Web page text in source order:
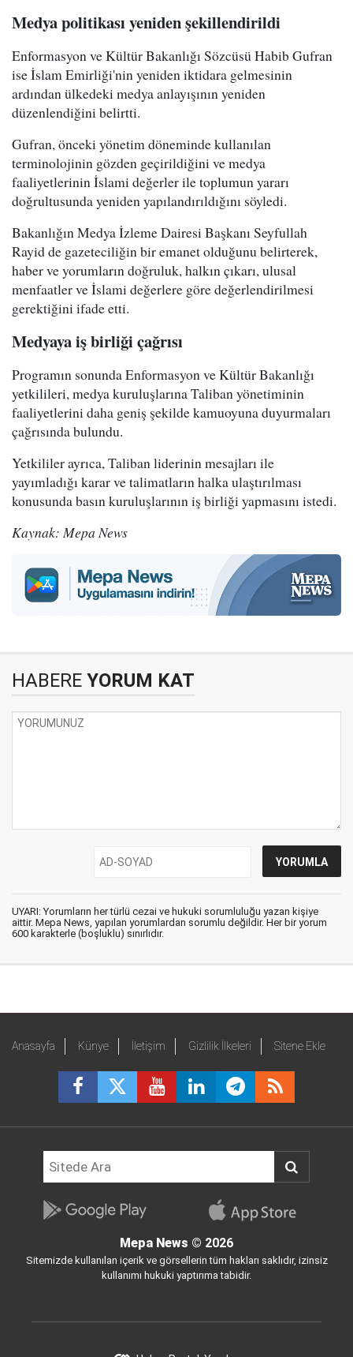
Medya politikası yeniden şekillendirildi
Enformasyon ve Kültür Bakanlığı Sözcüsü Habib Gufran
ise İslam Emirliği'nin yeniden iktidara gelmesinin
ardından ülkedeki medya anlayışının yeniden
düzenlendiğini belirtti.
Gufran, önceki yönetim döneminde kullanılan
terminolojinin gözden geçirildiğini ve medya
faaliyetlerinin İslami değerler ile toplumun yararı
doğrultusunda yeniden yapılandırıldığını söyledi.
Bakanlığın Medya İzleme Dairesi Başkanı Seyfullah
Rayid de gazeteciliğin bir emanet olduğunu belirterek,
haber ve yorumların doğruluk, halkın çıkarı, ulusal
menfaatler ve İslami değerlere göre değerlendirilmesi
gerektiğini ifade etti.
Medyaya iş birliği çağrısı
Programın sonunda Enformasyon ve Kültür Bakanlığı
yetkilileri, medya kuruluşlarına Taliban yönetiminin
faaliyetlerini daha geniş şekilde kamuoyuna duyurmaları
çağrısında bulundu.
Yetkililer ayrıca, Taliban liderinin mesajları ile
yayımladığı karar ve talimatların halka ulaştırılması
konusunda basın kuruluşlarının iş birliği yapmasını istedi.
Kaynak: Mepa News
HABERE YORUM KAT
UYARI: Yorumların her türlü cezai ve hukuki sorumluluğu yazan kişiye
aittir. Mepa News, yapılan yorumlardan sorumlu değildir. Her bir yorum
600 karakterle (boşluklu) sınırlıdır.
Anasayfa Künye İletişim Gizlilik İlkeleri Sitene Ekle
Mepa News © 2026
Sitemizde kullanılan içerik ve görsellerin tüm hakları saklıdır, izinsiz
kullanımı hukuki yaptırıma tabidir.